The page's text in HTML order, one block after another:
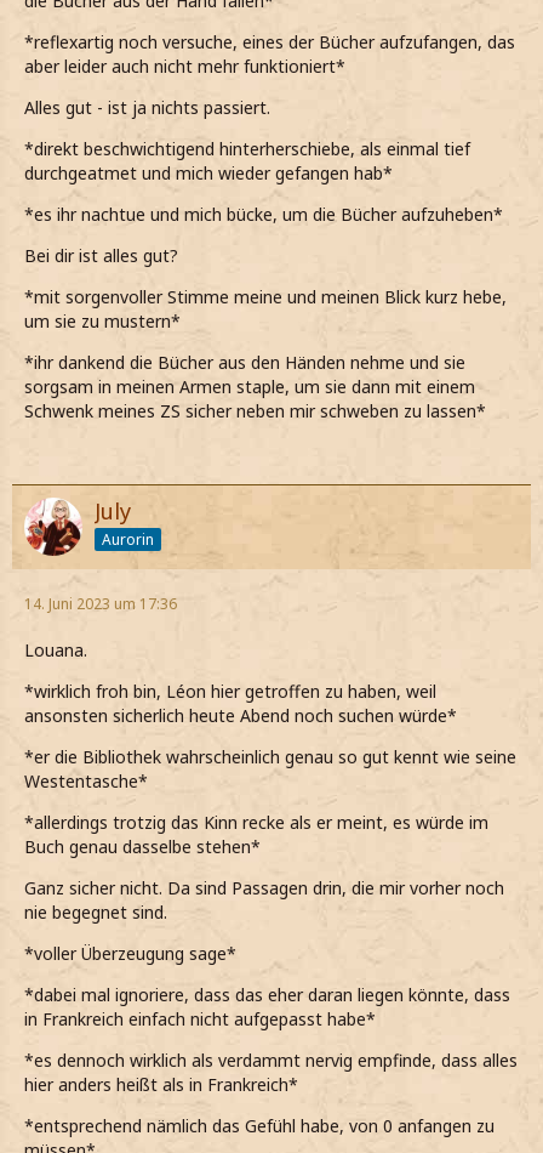
*reflexartig noch versuche, eines der Bücher aufzufangen, das
aber leider auch nicht mehr funktioniert*
Alles gut - ist ja nichts passiert.
*direkt beschwichtigend hinterherschiebe, als einmal tief
durchgeatmet und mich wieder gefangen hab*
*es ihr nachtue und mich bücke, um die Bücher aufzuheben*
Bei dir ist alles gut?
*mit sorgenvoller Stimme meine und meinen Blick kurz hebe,
um sie zu mustern*
*ihr dankend die Bücher aus den Händen nehme und sie
sorgsam in meinen Armen staple, um sie dann mit einem
Schwenk meines ZS sicher neben mir schweben zu lassen*
July
Aurorin
14. Juni 2023 um 17:36
Louana.
*wirklich froh bin, Léon hier getroffen zu haben, weil
ansonsten sicherlich heute Abend noch suchen würde*
*er die Bibliothek wahrscheinlich genau so gut kennt wie seine
Westentasche*
*allerdings trotzig das Kinn recke als er meint, es würde im
Buch genau dasselbe stehen*
Ganz sicher nicht. Da sind Passagen drin, die mir vorher noch
nie begegnet sind.
*voller Überzeugung sage*
*dabei mal ignoriere, dass das eher daran liegen könnte, dass
in Frankreich einfach nicht aufgepasst habe*
*es dennoch wirklich als verdammt nervig empfinde, dass alles
hier anders heißt als in Frankreich*
*entsprechend nämlich das Gefühl habe, von 0 anfangen zu